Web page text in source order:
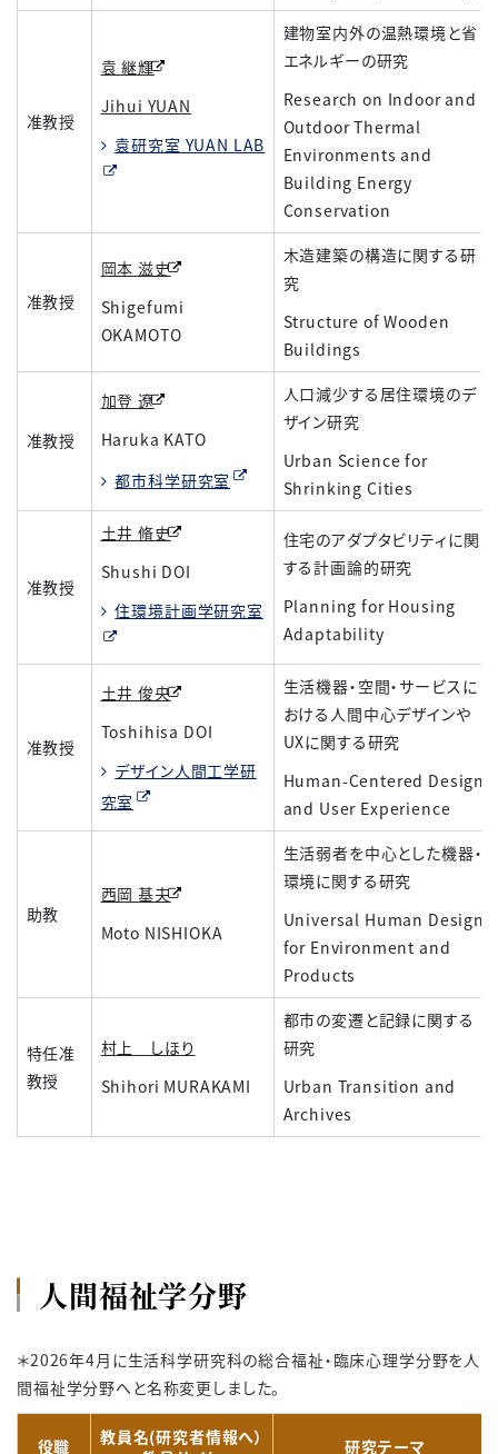
准教授
袁 継輝
Jihui YUAN
袁研究室 YUAN LAB
建物室内外の温熱環境と省
エネルギーの研究
Research on Indoor and
Outdoor Thermal
Environments and
Building Energy
Conservation
准教授
岡本 滋史
Shigefumi
OKAMOTO
木造建築の構造に関する研
究
Structure of Wooden
Buildings
准教授
加登 遼
Haruka KATO
都市科学研究室
人口減少する居住環境のデ
ザイン研究
Urban Science for
Shrinking Cities
准教授
土井 脩史
Shushi DOI
住環境計画学研究室
住宅のアダプタビリティに関
する計画論的研究
Planning for Housing
Adaptability
准教授
土井 俊央
Toshihisa DOI
デザイン人間工学研
究室
生活機器・空間・サービスに
おける人間中心デザインや
UXに関する研究
Human-Centered Design
and User Experience
助教
西岡 基夫
Moto NISHIOKA
生活弱者を中心とした機器・
環境に関する研究
Universal Human Design
for Environment and
Products
特任准
教授
村上 しほり
Shihori MURAKAMI
都市の変遷と記録に関する
研究
Urban Transition and
Archives
人間福祉学分野
＊2026年4月に生活科学研究科の総合福祉・臨床心理学分野を人
間福祉学分野へと名称変更しました。
役職
教員名(研究者情報へ）
研究テーマ